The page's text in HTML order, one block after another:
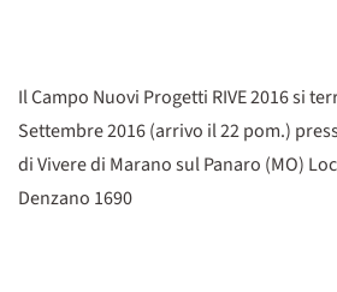
Il Campo Nuovi Progetti RIVE 2016 si
Settembre 2016 (arrivo il 22 pom.)
di Vivere di Marano sul Panaro (MO)
Denzano 1690